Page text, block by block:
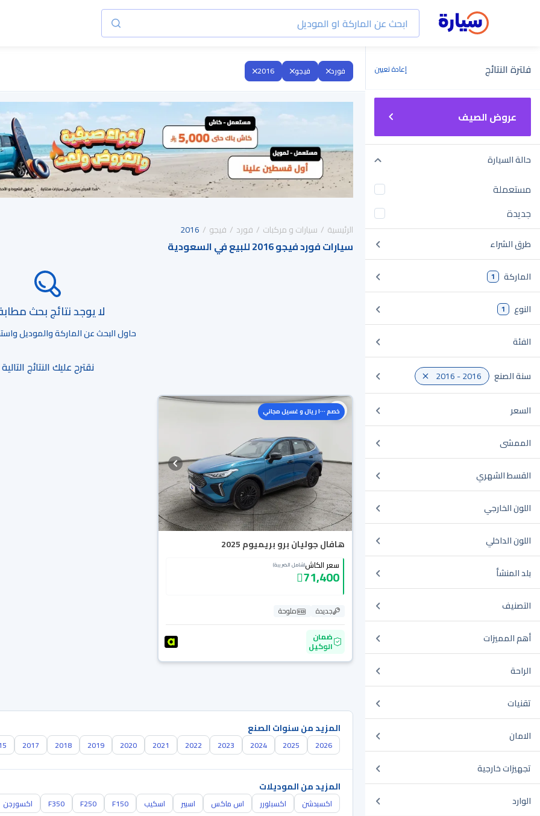
فلترة النتائج إعادة تعيين
عروض الصيف
حالة السيارة
مستعملة
جديدة
طرق الشراء
الماركة 1
النوع 1
الفئة
سنة الصنع 2016 - 2016
السعر
الممشى
القسط الشهري
اللون الخارجي
اللون الداخلي
بلد المنشأ
التصنيف
أهم المميزات
الراحة
تقنيات
الامان
تجهيزات خارجية
الوارد
فورد فيجو 2016
الرئيسية سيارات و مركبات فورد فيجو 2016
سيارات فورد فيجو 2016 للبيع في السعودية
لا يوجد نتائج بحث
حاول البحث عن الماركة والموديل
نقترح عليك النتائج التالية
خصم ١٠٠٠ ريال و غسيل مجاني
هافال جوليان برو بريميوم 2025
سعر الكاش(شامل الضريبة)
71,400
جديدة
ملوحة
ضمان
الوكيل
المزيد من سنوات الصنع
2026
2025
2024
2023
2022
2021
2020
2019
2018
2017
المزيد من الموديلات
اكسبدشن اكسبلورر اس ماكس اسبير اسكيب F150
F250
F350 اكسورجن